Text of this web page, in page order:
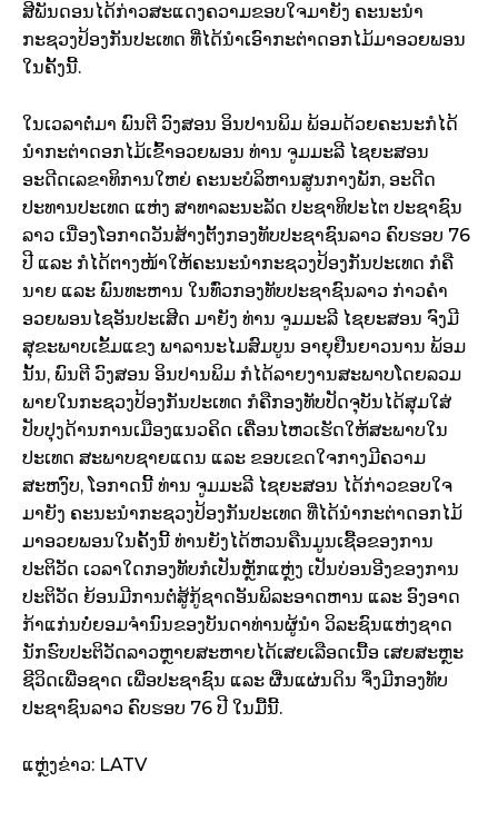
ສີພັນດອນໄດ້ກ່າວສະແດງຄວາມຂອບໃຈມາຍັງ ຄະນະນຳ
ກະຊວງປ້ອງກັນປະເທດ ທີ່ໄດ້ນຳເອົາກະຕ່າດອກໄມ້ມາອວຍພອນ
ໃນຄັ້ງນີ້.
ໃນເວລາຕໍ່ມາ ພົນຕີ ວົງສອນ ອິນປານພິມ ພ້ອມດ້ວຍຄະນະກໍໄດ້
ນຳກະຕ່າດອກໄມ້ເຂົ້າອວຍພອນ ທ່ານ ຈູມມະລີ ໄຊຍະສອນ
ອະດີດເລຂາທິການໃຫຍ່ ຄະນະບໍລິຫານສູນກາງພັກ, ອະດີດ
ປະທານປະເທດ ແຫ່ງ ສາທາລະນະລັດ ປະຊາທິປະໄຕ ປະຊາຊົນ
ລາວ ເນື່ອງໂອກາດວັນສ້າງຕັ້ງກອງທັບປະຊາຊົນລາວ ຄົບຮອບ 76
ປີ ແລະ ກໍໄດ້ຕາງໜ້າໃຫ້ຄະນະນຳກະຊວງປ້ອງກັນປະເທດ ກໍຄື
ນາຍ ແລະ ພົນທະຫານ ໃນທົ່ວກອງທັບປະຊາຊົນລາວ ກ່າວຄຳ
ອວຍພອນໄຊອັນປະເສີດ ມາຍັງ ທ່ານ ຈູມມະລີ ໄຊຍະສອນ ຈົງມີ
ສຸຂະພາບເຂັ້ມແຂງ ພາລານະໄມສົມບູນ ອາຍຸຢືນຍາວນານ ພ້ອມ
ນັ້ນ, ພົນຕີ ວົງສອນ ອິນປານພິມ ກໍໄດ້ລາຍງານສະພາບໂດຍລວມ
ພາຍໃນກະຊວງປ້ອງກັນປະເທດ ກໍຄືກອງທັບປັດຈຸບັນໄດ້ສຸມໃສ່
ປັບປຸງດ້ານການເມືອງແນວຄິດ ເຄື່ອນໄຫວເຮັດໃຫ້ສະພາບໃນ
ປະເທດ ສະພາບຊາຍແດນ ແລະ ຂອບເຂດໃຈກາງມີຄວາມ
ສະຫງົບ, ໂອກາດນີ້ ທ່ານ ຈູມມະລີ ໄຊຍະສອນ ໄດ້ກ່າວຂອບໃຈ
ມາຍັງ ຄະນະນຳກະຊວງປ້ອງກັນປະເທດ ທີ່ໄດ້ນຳກະຕ່າດອກໄມ້
ມາອວຍພອນໃນຄັ້ງນີ້ ທ່ານຍັງໄດ້ຫວນຄືນມູນເຊື້ອຂອງການ
ປະຕິວັດ ເວລາໃດກອງທັບກໍເປັນຫຼັກແຫຼ່ງ ເປັນບ່ອນອີງຂອງການ
ປະຕິວັດ ຍ້ອນມີການຕໍ່ສູ້ກູ້ຊາດອັນພິລະອາດຫານ ແລະ ອົງອາດ
ກ້າແກ່ນບໍ່ຍອມຈຳນົນຂອງບັນດາທ່ານຜູ້ນຳ ວິລະຊົນແຫ່ງຊາດ
ນັກຮົບປະຕິວັດລາວຫຼາຍສະຫາຍໄດ້ເສຍເລືອດເນື້ອ ເສຍສະຫຼະ
ຊີວິດເພື່ອຊາດ ເພື່ອປະຊາຊົນ ແລະ ຜື່ນແຜ່ນດິນ ຈຶ່ງມີກອງທັບ
ປະຊາຊົນລາວ ຄົບຮອບ 76 ປີ ໃນມື້ນີ້.
ແຫຼ່ງຂ່າວ: LATV